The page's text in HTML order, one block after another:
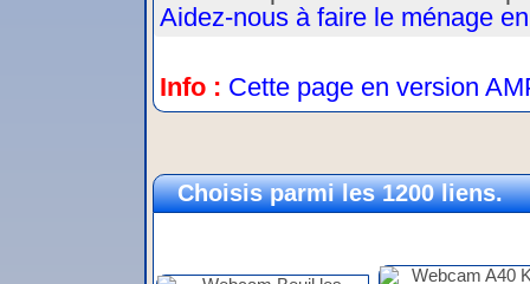
Aidez-nous à faire le ménage
Info : Cette page en version
Choisis parmi les 1200 liens.